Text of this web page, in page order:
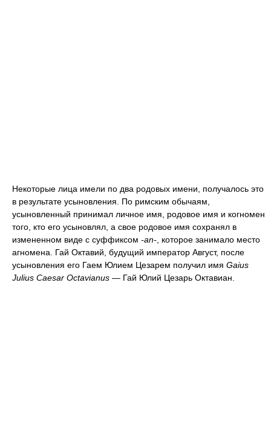
Некоторые лица имели по два родовых имени, получалось это
в результате усыновления. По римским обычаям,
усыновленный принимал личное имя, родовое имя и когномен
того, кто его усыновлял, а свое родовое имя сохранял в
измененном виде с суффиксом -an- , которое занимало место
агномена. Гай Октавий, будущий император Август, после
усыновления его Гаем Юлием Цезарем получил имя Gaius
Julius Caesar Octavianus — Гай Юлий Цезарь Октавиан.